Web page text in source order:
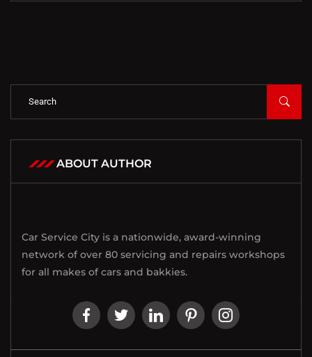
ABOUT AUTHOR
Car Service City is a nationwide, award-winning
network of over 80 servicing and repairs workshops
for all makes of cars and bakkies.